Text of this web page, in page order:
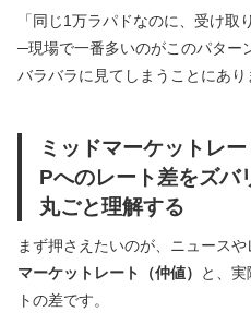
「同じ1万ラパドなのに、受け
─現場で一番多いのがこのパター
バラバラに見てしまうことにあり
ミッドマーケットレ
Pへのレート差をズバ
丸ごと理解する
まず押さえたいのが、ニュース
マーケットレート（仲値）
と、
トの差です。